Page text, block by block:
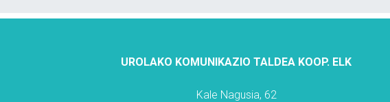
UROLAKO KOMUNIKAZIO TALDEA KOOP. ELK
Kale Nagusia, 62